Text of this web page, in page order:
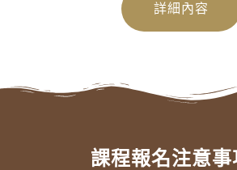
詳細內容
課程報名注意事